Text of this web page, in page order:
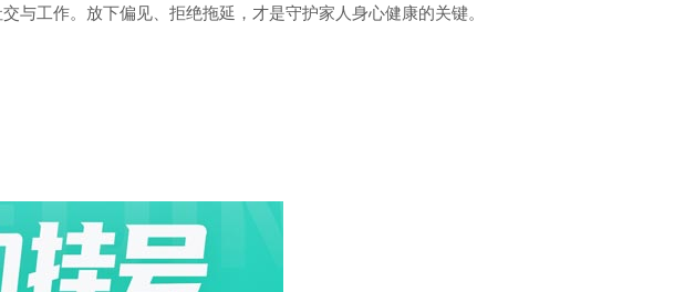
工作。放下偏见、拒绝拖延，才是守护家人身心健康的关键。